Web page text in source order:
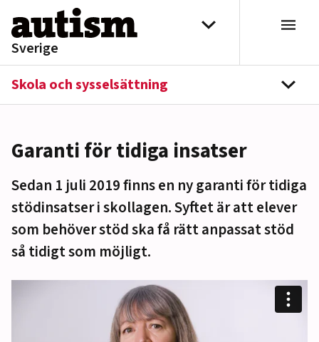
Hoppa till innehåll
Sverige
Välj distrikt
Skola och sysselsättning
Garanti för tidiga insatser
Sedan 1 juli 2019 finns en ny garanti för tidiga
stödinsatser i skollagen. Syftet är att elever
som behöver stöd ska få rätt anpassat stöd
så tidigt som möjligt.